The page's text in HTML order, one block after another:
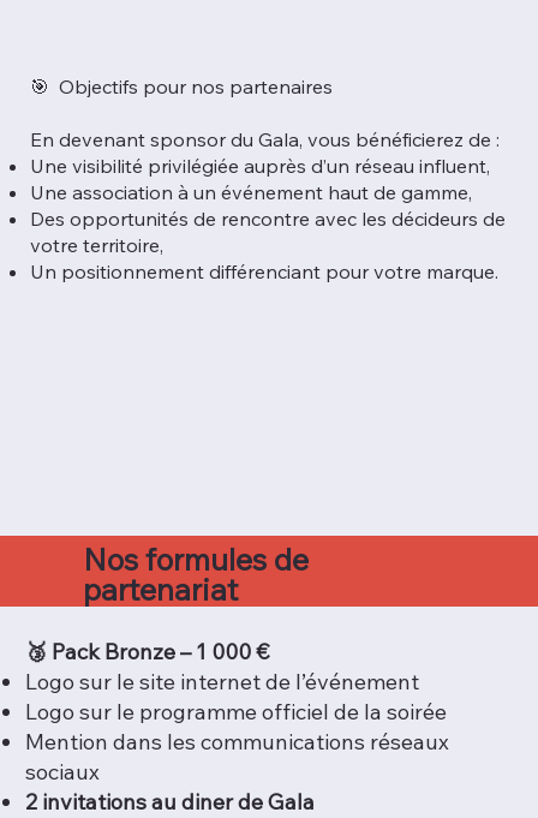
🎯 Objectifs pour nos partenaires
En devenant sponsor du Gala, vous bénéficierez de :
Une visibilité privilégiée auprès d’un réseau influent,
Une association à un événement haut de gamme,
Des opportunités de rencontre avec les décideurs de
votre territoire,
Un positionnement différenciant pour votre marque.
Nos formules de
partenariat
🥉 Pack Bronze – 1 000 €
Logo sur le site internet de l’événement
Logo sur le programme officiel de la soirée
Mention dans les communications réseaux
sociaux
2 invitations au diner de Gala